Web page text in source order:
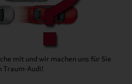
mit und wir machen uns für Sie
Traum-Audi!